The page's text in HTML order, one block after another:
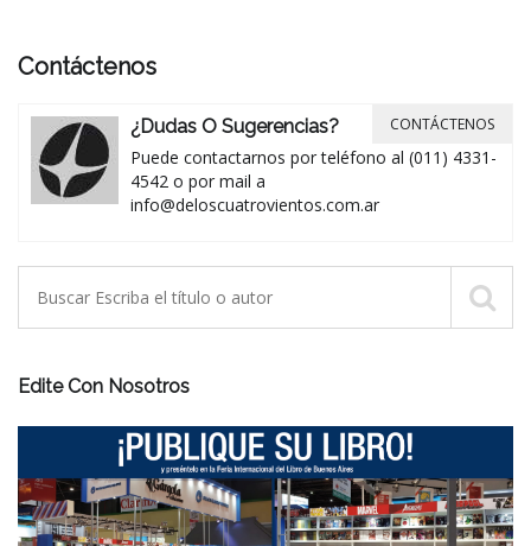
Contáctenos
¿Dudas O Sugerencias?
Puede contactarnos por teléfono al (011) 4331-
4542 o por mail a
info@deloscuatrovientos.com.ar
CONTÁCTENOS
Edite Con Nosotros